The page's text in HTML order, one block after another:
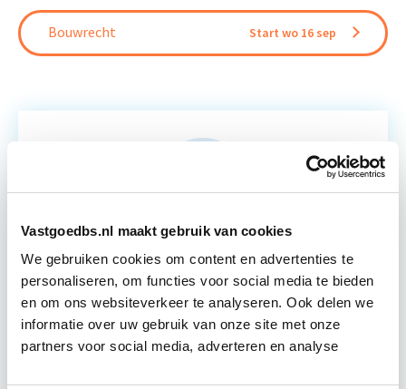
Vastgoedbs.nl maakt gebruik van cookies
We gebruiken cookies om content en advertenties te
personaliseren, om functies voor social media te bieden
en om ons websiteverkeer te analyseren. Ook delen we
informatie over uw gebruik van onze site met onze
partners voor social media, adverteren en analyse
Bouwrecht Start wo 16 sep
Circulair Bouwen
Circulair bouwen is de toekomst. Letterlijk, want in
2050 wil de Nederlandse overheid dat de
bouweconomie volledig circulair is. Dit betekent
dat… Lees verder